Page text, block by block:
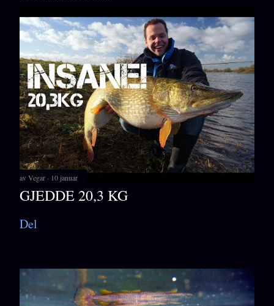
avVegar 10 januar
GJEDDE 20,3 KG
Del